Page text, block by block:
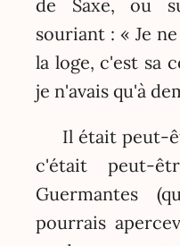
de Saxe, ou
souriant : « Je
la loge, c'est sa
je n'avais qu'à
Il était peut-
c'était peut-
Guermantes
pourrais